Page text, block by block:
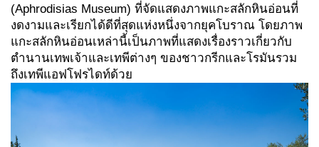
(Aphrodisias Museum) ที่จัดแสดงภาพแกะสลักหินอ่อนที่
งดงามและเรียกได้ดีที่สุดแห่งหนึ่งจากยุคโบราณ โดยภาพ
แกะสลักหินอ่อนเหล่านี้เป็นภาพที่แสดงเรื่องราวเกี่ยวกับ
ตำนานเทพเจ้าและเทพีต่างๆ ของชาวกรีกและโรมันรวม
ถึงเทพีแอฟโฟรไดท์ด้วย